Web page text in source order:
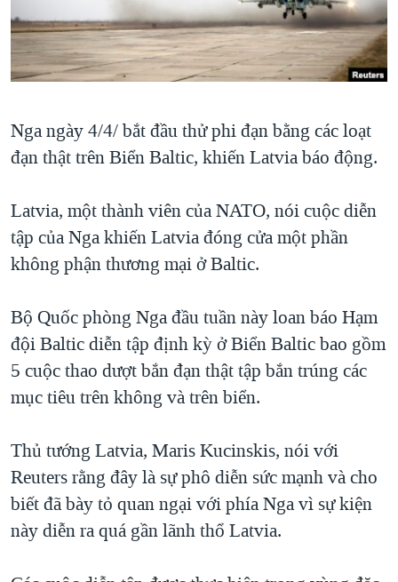
"Tìm"NGƯỜI VIỆT HẢI NGOẠI
ĐỜI SỐNG
KINH TẾ
THỂ THAO
GIÁO DỤC
HÀNH TRÌNH BẦU CỬ 2024
MỘT NĂM CHIẾN TRANH TẠI DẢI GAZA
NGÀY TỊ NẠN THẾ GIỚI
TRỊNH VĨNH BÌNH - NGƯỜI HẠ 'BÊN THẮNG CUỘC'
CHI PHÍ CHIẾN TRANH AFGHANISTAN
CÁC GIÁ TRỊ CỘNG HÒA Ở VIỆT NAM
TRỊNH VĨNH BÌNH VS. CHÍNH PHỦ VIỆT NAM
NGƯ DÂN VIỆT VÀ LÀN SÓNG TRỘM HẢI SÂM
BÊN KIA QUỐC LỘ: TIẾNG VỌNG TỪ NÔNG THÔN MỸ
VIDEO
NGHE
Nga ngày 4/4/ bắt đầu thử phi đạn bằng các loạt
đạn thật trên Biển Baltic, khiến Latvia báo động.
Latvia, một thành viên của NATO, nói cuộc diễn
tập của Nga khiến Latvia đóng cửa một phần
không phận thương mại ở Baltic.
Bộ Quốc phòng Nga đầu tuần này loan báo Hạm
đội Baltic diễn tập định kỳ ở Biển Baltic bao gồm
5 cuộc thao dượt bắn đạn thật tập bắn trúng các
mục tiêu trên không và trên biển.
Thủ tướng Latvia, Maris Kucinskis, nói với
Reuters rằng đây là sự phô diễn sức mạnh và cho
biết đã bày tỏ quan ngại với phía Nga vì sự kiện
này diễn ra quá gần lãnh thổ Latvia.